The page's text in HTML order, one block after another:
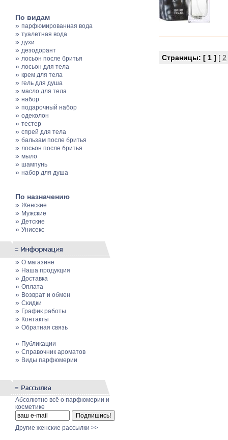
По видам
» парфюмированная вода
» туалетная вода
» духи
» дезодорант
» лосьон после бритья
» лосьон для тела
» крем для тела
» гель для душа
» масло для тела
» набор
» подарочный набор
» одеколон
» тестер
» спрей для тела
» бальзам после бритья
» лосьон после бритья
» мыло
» шампунь
» набор для душа
По назначению
» Женские
» Мужские
» Детские
» Унисекс
» О магазине
» Наша продукция
» Доставка
» Оплата
» Возврат и обмен
» Скидки
» График работы
» Контакты
» Обратная связь
» Публикации
» Cправочник ароматов
» Виды парфюмерии
Абсолютно всё о парфюмерии и
косметике
Другие женские рассылки >>
Страницы: [ 1 ] [ 2